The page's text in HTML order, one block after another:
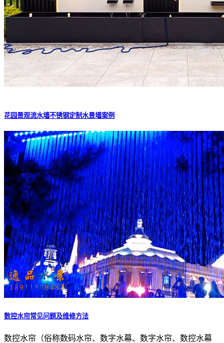
花园景观流水墙不锈钢定制水景墙案例
数控水帘常见问题及维修方法
数控水帘（俗称数码水帘、数字水幕、数字水帘、数控水幕